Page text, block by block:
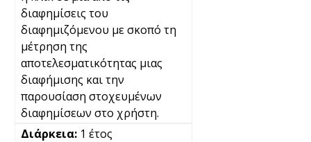
διαφημίσεις του
διαφημιζόμενου με σκοπό τη
μέτρηση της
αποτελεσματικότητας μιας
διαφήμισης και την
παρουσίαση στοχευμένων
διαφημίσεων στο χρήστη.
1 έτος